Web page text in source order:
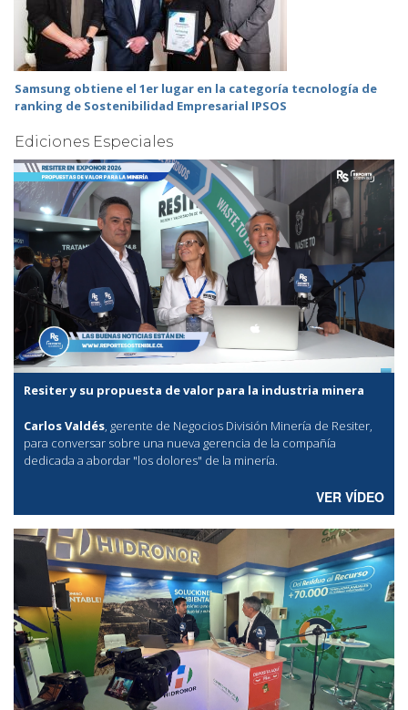
Samsung obtiene el 1er lugar en la categoría tecnología de
ranking de Sostenibilidad Empresarial IPSOS
Ediciones Especiales
Resiter y su propuesta de valor para la industria minera
Carlos Valdés, gerente de Negocios División Minería de Resiter,
para conversar sobre una nueva gerencia de la compañía
dedicada a abordar "los dolores" de la minería.
VER VÍDEO